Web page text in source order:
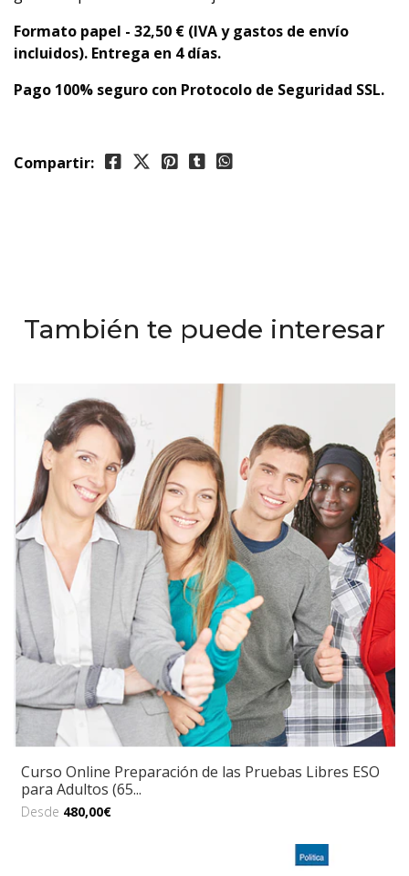
Formato papel - 32,50 € (IVA y gastos de envío
incluidos). Entrega en 4 días.
Pago 100% seguro con Protocolo de Seguridad SSL.
Compartir:
También te puede interesar
Curso Online Preparación de las Pruebas Libres ESO
para Adultos (65...
Desde 480,00€